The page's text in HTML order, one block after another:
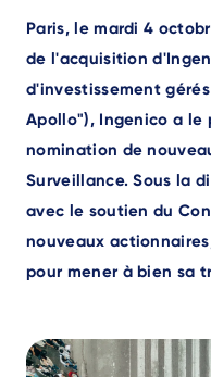
Text
Paris, le mardi 4
de l'acquisition
d'investissement
Apollo"), Ingenico a le
nomination de
Surveillance.Sous la
avec le soutien du
nouveaux
pour mener à bien sa